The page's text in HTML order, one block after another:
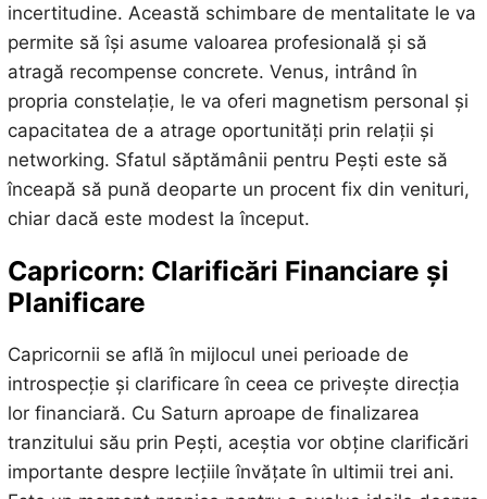
incertitudine. Această schimbare de mentalitate le va
permite să își asume valoarea profesională și să
atragă recompense concrete. Venus, intrând în
propria constelație, le va oferi magnetism personal și
capacitatea de a atrage oportunități prin relații și
networking. Sfatul săptămânii pentru Pești este să
înceapă să pună deoparte un procent fix din venituri,
chiar dacă este modest la început.
Capricorn: Clarificări Financiare și
Planificare
Capricornii se află în mijlocul unei perioade de
introspecție și clarificare în ceea ce privește direcția
lor financiară. Cu Saturn aproape de finalizarea
tranzitului său prin Pești, aceștia vor obține clarificări
importante despre lecțiile învățate în ultimii trei ani.